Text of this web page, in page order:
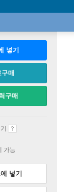
넣기
매
구매
가능
넣기